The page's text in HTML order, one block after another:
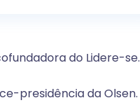
do Lidere-se.
presidência da Olsen.